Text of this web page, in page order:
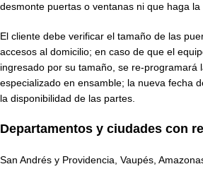
desmonte puertas o ventanas ni que haga la
El cliente debe verificar el tamaño de las
accesos al domicilio; en caso de que el
ingresado por su tamaño, se re-programará
especializado en ensamble; la nueva fecha
la disponibilidad de las partes.
Departamentos y ciudades con
San Andrés y Providencia, Vaupés,